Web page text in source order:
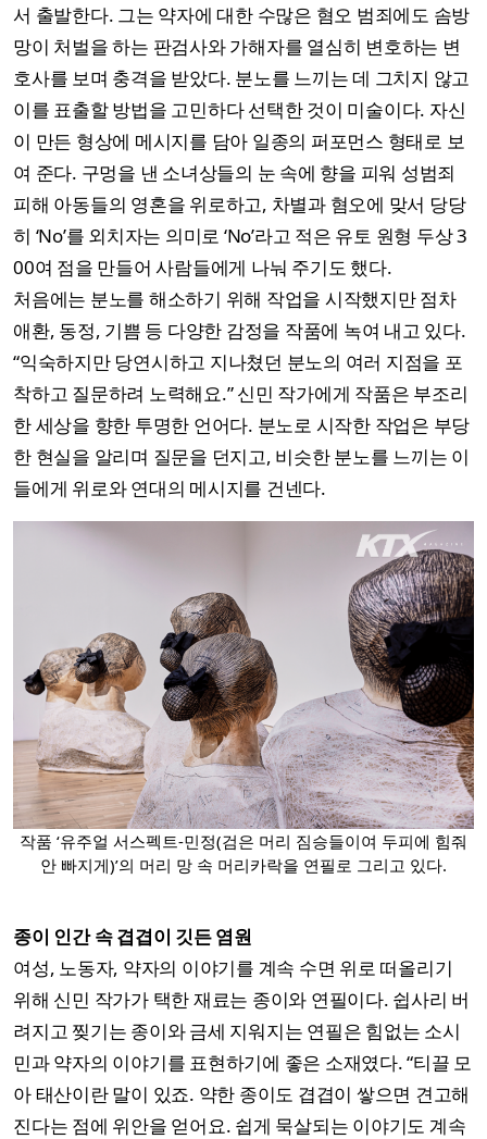
서 출발한다. 그는 약자에 대한 수많은 혐오 범죄에도 솜방
망이 처벌을 하는 판검사와 가해자를 열심히 변호하는 변
호사를 보며 충격을 받았다. 분노를 느끼는 데 그치지 않고
이를 표출할 방법을 고민하다 선택한 것이 미술이다. 자신
이 만든 형상에 메시지를 담아 일종의 퍼포먼스 형태로 보
여 준다. 구멍을 낸 소녀상들의 눈 속에 향을 피워 성범죄
피해 아동들의 영혼을 위로하고, 차별과 혐오에 맞서 당당
히 ‘No’를 외치자는 의미로 ‘No’라고 적은 유토 원형 두상 3
00여 점을 만들어 사람들에게 나눠 주기도 했다.
처음에는 분노를 해소하기 위해 작업을 시작했지만 점차
애환, 동정, 기쁨 등 다양한 감정을 작품에 녹여 내고 있다.
“익숙하지만 당연시하고 지나쳤던 분노의 여러 지점을 포
착하고 질문하려 노력해요.” 신민 작가에게 작품은 부조리
한 세상을 향한 투명한 언어다. 분노로 시작한 작업은 부당
한 현실을 알리며 질문을 던지고, 비슷한 분노를 느끼는 이
들에게 위로와 연대의 메시지를 건넨다.
작품 ‘유주얼 서스펙트-민정(검은 머리 짐승들이여 두피에 힘줘
안 빠지게)’의 머리 망 속 머리카락을 연필로 그리고 있다.
종이 인간 속 겹겹이 깃든 염원
여성, 노동자, 약자의 이야기를 계속 수면 위로 떠올리기
위해 신민 작가가 택한 재료는 종이와 연필이다. 쉽사리 버
려지고 찢기는 종이와 금세 지워지는 연필은 힘없는 소시
민과 약자의 이야기를 표현하기에 좋은 소재였다. “티끌 모
아 태산이란 말이 있죠. 약한 종이도 겹겹이 쌓으면 견고해
진다는 점에 위안을 얻어요. 쉽게 묵살되는 이야기도 계속